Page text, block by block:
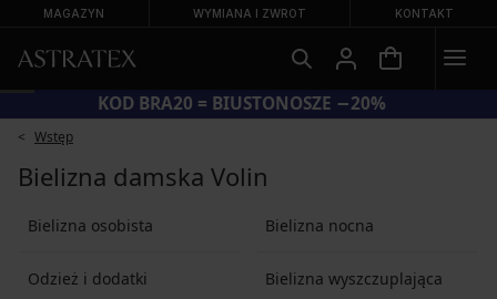
MAGAZYN WYMIANA I ZWROT KONTAKT
KOD BRA20 = BIUSTONOSZE −20%
Wstęp
Bielizna damska Volin
Bielizna osobista Bielizna nocna
Odzież i dodatki Bielizna wyszczuplająca